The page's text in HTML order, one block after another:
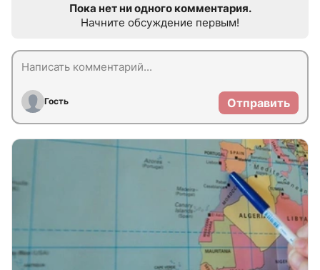
Пока нет ни одного комментария.
Начните обсуждение первым!
Гость Отправить